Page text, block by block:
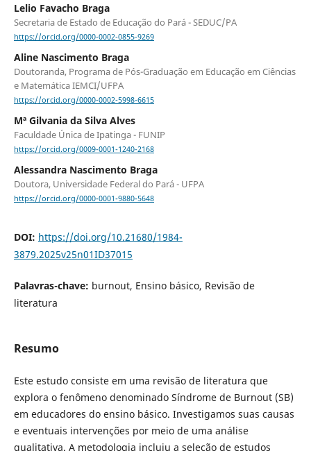
Lelio Favacho Braga
Secretaria de Estado de Educação do Pará - SEDUC/PA
https://orcid.org/0000-0002-0855-9269
Aline Nascimento Braga
Doutoranda, Programa de Pós-Graduação em Educação em Ciências
e Matemática IEMCI/UFPA
https://orcid.org/0000-0002-5998-6615
Mª Gilvania da Silva Alves
Faculdade Única de Ipatinga - FUNIP
https://orcid.org/0009-0001-1240-2168
Alessandra Nascimento Braga
Doutora, Universidade Federal do Pará - UFPA
https://orcid.org/0000-0001-9880-5648
DOI: https://doi.org/10.21680/1984-
3879.2025v25n01ID37015
Palavras-chave: burnout, Ensino básico, Revisão de
literatura
Resumo
Este estudo consiste em uma revisão de literatura que
explora o fenômeno denominado Síndrome de Burnout (SB)
em educadores do ensino básico. Investigamos suas causas
e eventuais intervenções por meio de uma análise
qualitativa. A metodologia incluiu a seleção de estudos